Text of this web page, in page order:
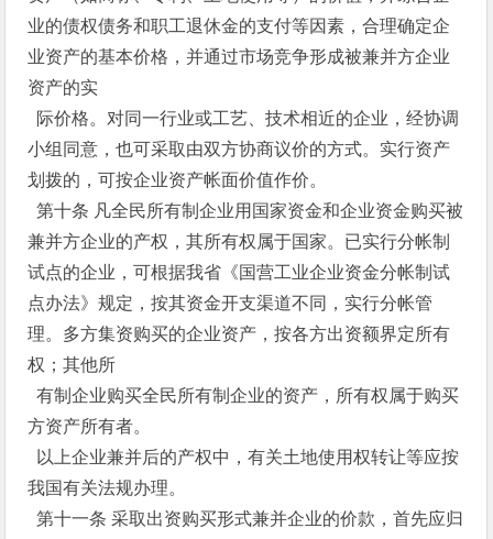
业的债权债务和职工退休金的支付等因素，合理确定企
业资产的基本价格，并通过市场竞争形成被兼并方企业
资产的实
际价格。对同一行业或工艺、技术相近的企业，经协调
小组同意，也可采取由双方协商议价的方式。实行资产
划拨的，可按企业资产帐面价值作价。
第十条 凡全民所有制企业用国家资金和企业资金购买被
兼并方企业的产权，其所有权属于国家。已实行分帐制
试点的企业，可根据我省《国营工业企业资金分帐制试
点办法》规定，按其资金开支渠道不同，实行分帐管
理。多方集资购买的企业资产，按各方出资额界定所有
权；其他所
有制企业购买全民所有制企业的资产，所有权属于购买
方资产所有者。
以上企业兼并后的产权中，有关土地使用权转让等应按
我国有关法规办理。
第十一条 采取出资购买形式兼并企业的价款，首先应归